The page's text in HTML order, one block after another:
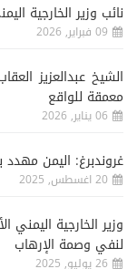
نائب وزير الخارجية
09 فبراير, 2026
الشيخ عبدالعزيز
معمقة للواقع
06 يناير, 2026
غروندبرغ: اليمن مهدد
20 اغسطس, 2025
وزير الخارجية
لنفي وصمة الإرهاب
26 يوليو, 2025